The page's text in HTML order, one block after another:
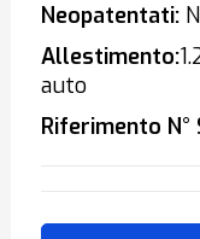
Neopatentati:
Allestimento:
auto
Riferimento N°